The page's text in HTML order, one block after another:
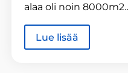
alaa oli noin
Lue lisää